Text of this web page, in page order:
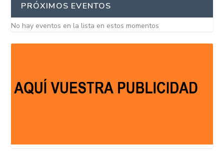
PRÓXIMOS EVENTOS
No hay eventos en la lista en estos momentos